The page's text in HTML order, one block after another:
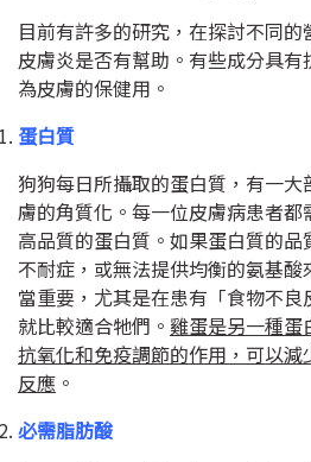
目前有許多的研究，在探討不同
皮膚炎是否有幫助。有些成分具
為皮膚的保健用。
蛋白質
狗狗每日所攝取的蛋白質，有一
膚的角質化。每一位皮膚病患者都
高品質的蛋白質。如果蛋白質的
不耐症，或無法提供均衡的氨基
當重要，尤其是在患有「食物不
就比較適合牠們。 雞蛋是另一種蛋
抗氧化和免疫調節的作用，可以
反應 。
必需脂肪酸